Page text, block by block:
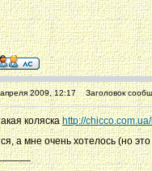
2009, 12:17 Заголовок
коляскаhttp://
а мне очень хотелось (но